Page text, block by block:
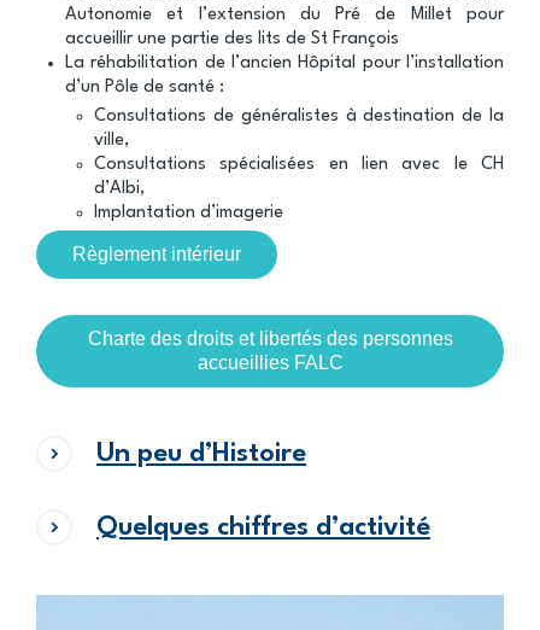
Autonomie et l’extension du Pré de Millet pour
accueillir une partie des lits de St François
La réhabilitation de l’ancien Hôpital pour l’installation
d’un Pôle de santé :
Consultations de généralistes à destination de la
ville,
Consultations spécialisées en lien avec le CH
d’Albi,
Implantation d’imagerie
Règlement intérieur
Charte des droits et libertés des personnes
accueillies FALC
Un peu d’Histoire
Quelques chiffres d’activité